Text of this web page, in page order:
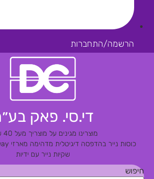
הרשמה/התחברות
די.סי. פאק בע״מ
מוצרינו מגינים על מוצריך מעל 40 שנה!
כוסות נייר בהדפסה דיגיטלית מדהימהמארזי Take Away איכותיים
שקיות נייר עם ידיות
חיפוש